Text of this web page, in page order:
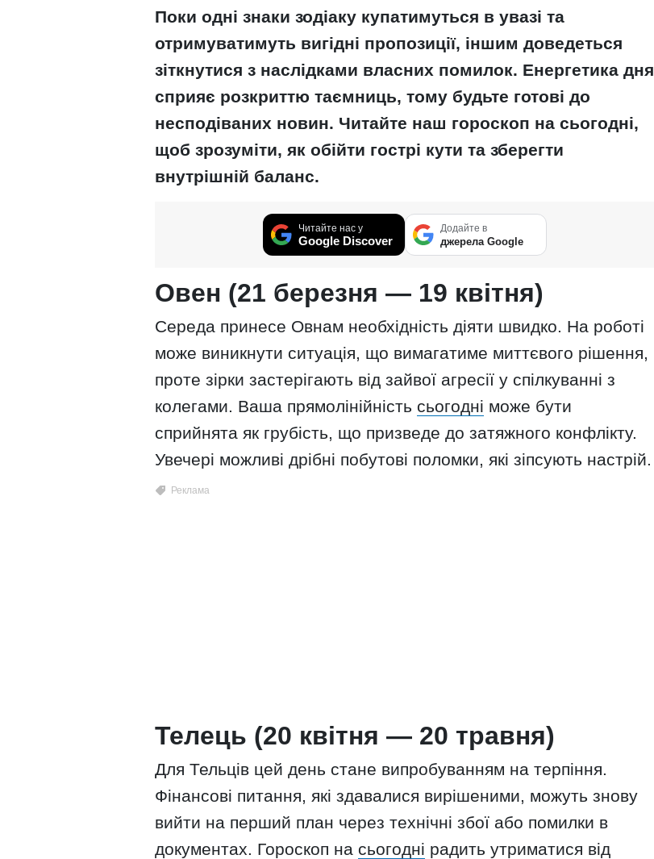
Поки одні знаки зодіаку купатимуться в увазі та
отримуватимуть вигідні пропозиції, іншим доведеться
зіткнутися з наслідками власних помилок. Енергетика дня
сприяє розкриттю таємниць, тому будьте готові до
несподіваних новин. Читайте наш гороскоп на сьогодні,
щоб зрозуміти, як обійти гострі кути та зберегти
внутрішній баланс.
Читайте нас у
Google Discover
Додайте в
джерела Google
Овен (21 березня — 19 квітня)
Середа принесе Овнам необхідність діяти швидко. На роботі
може виникнути ситуація, що вимагатиме миттєвого рішення,
проте зірки застерігають від зайвої агресії у спілкуванні з
колегами. Ваша прямолінійність сьогодні може бути
сприйнята як грубість, що призведе до затяжного конфлікту.
Увечері можливі дрібні побутові поломки, які зіпсують настрій.
Телець (20 квітня — 20 травня)
Для Тельців цей день стане випробуванням на терпіння.
Фінансові питання, які здавалися вирішеними, можуть знову
вийти на перший план через технічні збої або помилки в
документах. Гороскоп на сьогодні радить утриматися від